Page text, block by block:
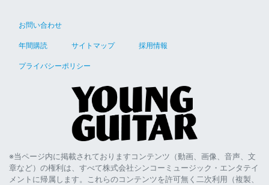
お問い合わせ
年間購読 サイトマップ 採用情報
プライバシーポリシー
※当ページ内に掲載されておりますコンテンツ（動画、画像、音声、文
章など）の権利は、すべて株式会社シンコーミュージック・エンタテイ
メントに帰属します。これらのコンテンツを許可無く二次利用（複製、